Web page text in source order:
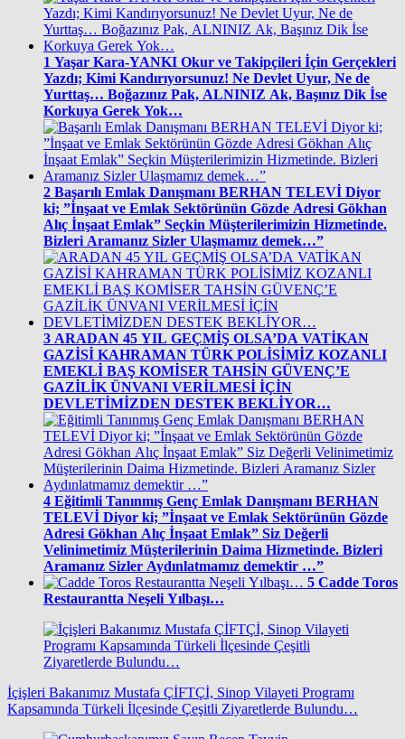
1 Yaşar Kara-YANKI Okur ve Takipçileri İçin Gerçekleri
Yazdı; Kimi Kandırıyorsunuz! Ne Devlet Uyur, Ne de
Yurttaş… Boğazınız Pak, ALNINIZ Ak, Başınız Dik İse
Korkuya Gerek Yok…
2 Başarılı Emlak Danışmanı BERHAN TELEVİ Diyor
ki; ”İnşaat ve Emlak Sektörünün Gözde Adresi Gökhan
Alıç İnşaat Emlak” Seçkin Müşterilerimizin Hizmetinde.
Bizleri Aramanız Sizler Ulaşmamız demek…”
3 ARADAN 45 YIL GEÇMİŞ OLSA’DA VATİKAN
GAZİSİ KAHRAMAN TÜRK POLİSİMİZ KOZANLI
EMEKLİ BAŞ KOMİSER TAHSİN GÜVENÇ’E
GAZİLİK ÜNVANI VERİLMESİ İÇİN
DEVLETİMİZDEN DESTEK BEKLİYOR…
4 Eğitimli Tanınmış Genç Emlak Danışmanı BERHAN
TELEVİ Diyor ki; ”İnşaat ve Emlak Sektörünün Gözde
Adresi Gökhan Alıç İnşaat Emlak” Siz Değerli
Velinimetimiz Müşterilerinin Daima Hizmetinde. Bizleri
Aramanız Sizler Aydınlatmamız demektir …”
5 Cadde Toros
Restaurantta Neşeli Yılbaşı…
İçişleri Bakanımız Mustafa ÇİFTÇİ, Sinop Vilayeti Programı
Kapsamında Türkeli İlçesinde Çeşitli Ziyaretlerde Bulundu…